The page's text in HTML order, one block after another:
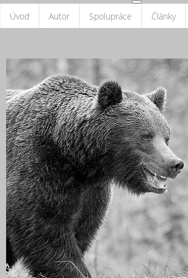
Úvod Autor Spolupráce Články